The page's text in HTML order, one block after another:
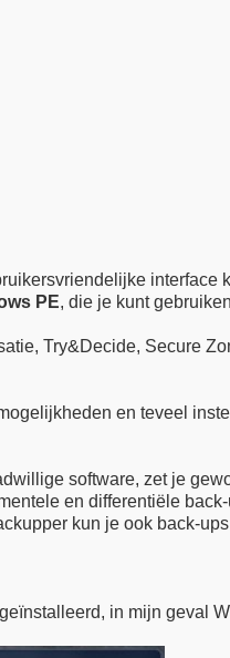
interface
PE, die je kunt
Try&Decide, Secure
en teveel
software, zet je
en differentiële
kun je ook back-
in mijn geval